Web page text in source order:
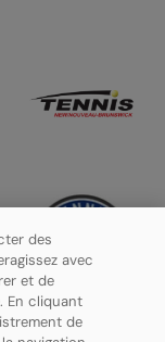
des
avec
et de
En cliquant
de